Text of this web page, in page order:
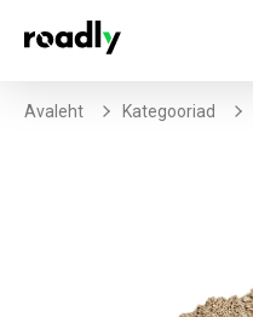
Avaleht Kategooriad